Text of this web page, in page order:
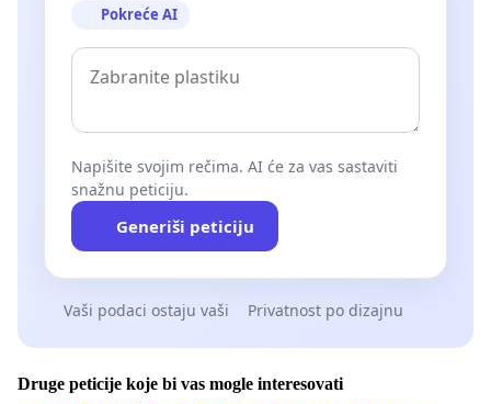
Pokreće AI
Napišite svojim rečima. AI će za vas sastaviti
snažnu peticiju.
Generiši peticiju
Vaši podaci ostaju vaši Privatnost po dizajnu
Druge peticije koje bi vas mogle interesovati